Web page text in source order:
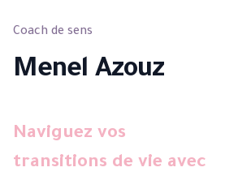
Coach de sens
Menel Azouz
Naviguez vos
transitions de vie avec